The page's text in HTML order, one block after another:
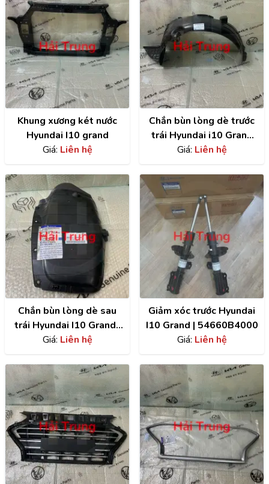
Khung xương két nước
Hyundai I10 grand
Giá: Liên hệ
Chắn bùn lòng dè trước
trái Hyundai i10 Grand
chính hãng |
Giá: Liên hệ
Chắn bùn lòng dè sau
trái Hyundai I10 Grand |
86821B4400
Giá: Liên hệ
Giảm xóc trước Hyundai
I10 Grand | 54660B4000
Giá: Liên hệ